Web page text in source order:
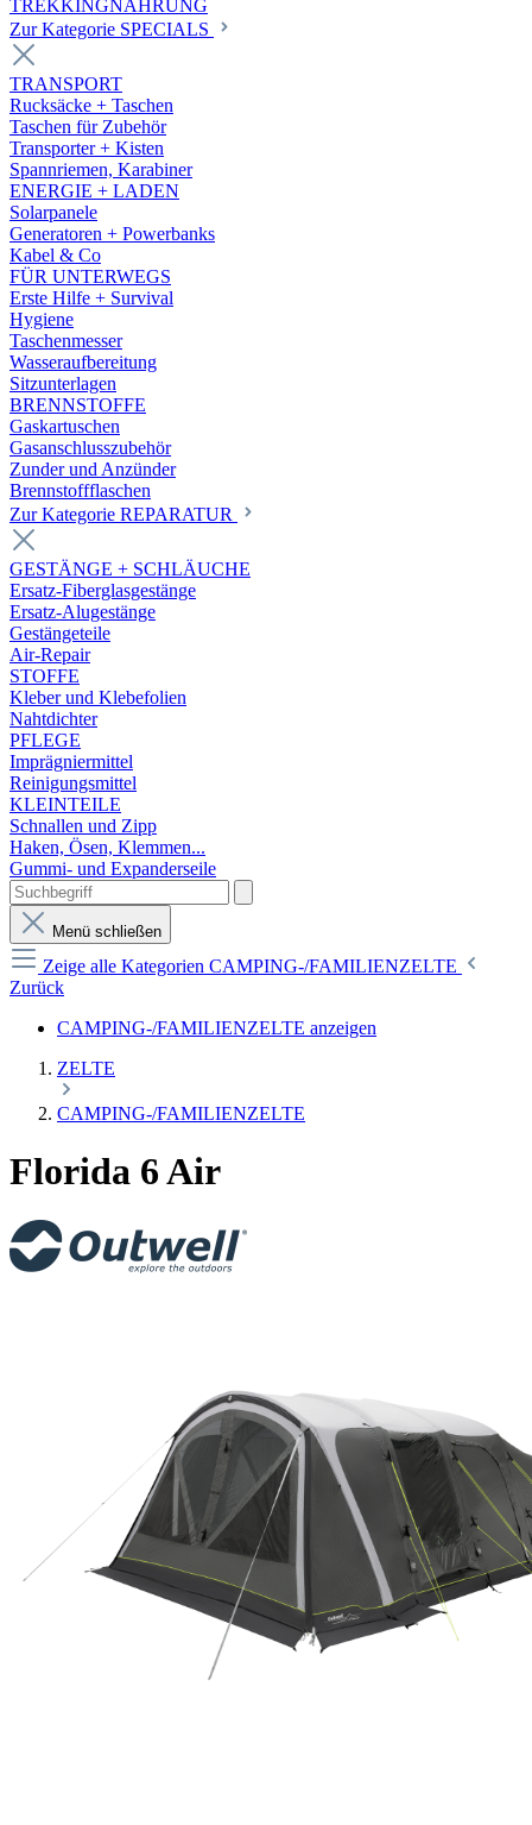
TREKKINGNAHRUNG
Zur Kategorie SPECIALS
TRANSPORT
Rucksäcke + Taschen
Taschen für Zubehör
Transporter + Kisten
Spannriemen, Karabiner
ENERGIE + LADEN
Solarpanele
Generatoren + Powerbanks
Kabel & Co
FÜR UNTERWEGS
Erste Hilfe + Survival
Hygiene
Taschenmesser
Wasseraufbereitung
Sitzunterlagen
BRENNSTOFFE
Gaskartuschen
Gasanschlusszubehör
Zunder und Anzünder
Brennstoffflaschen
Zur Kategorie REPARATUR
GESTÄNGE + SCHLÄUCHE
Ersatz-Fiberglasgestänge
Ersatz-Alugestänge
Gestängeteile
Air-Repair
STOFFE
Kleber und Klebefolien
Nahtdichter
PFLEGE
Imprägniermittel
Reinigungsmittel
KLEINTEILE
Schnallen und Zipp
Haken, Ösen, Klemmen...
Gummi- und Expanderseile
Menü schließen
Zeige alle Kategorien CAMPING-/FAMILIENZELTE
Zurück
CAMPING-/FAMILIENZELTE anzeigen
ZELTE
CAMPING-/FAMILIENZELTE
Florida 6 Air